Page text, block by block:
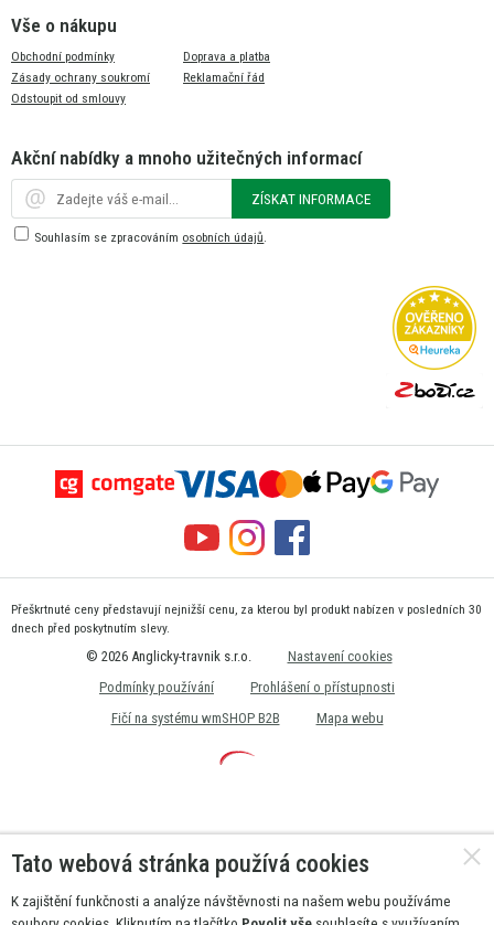
Vše o nákupu
Obchodní podmínky
Zásady ochrany soukromí
Odstoupit od smlouvy
Doprava a platba
Reklamační řád
Akční nabídky a mnoho užitečných informací
ZÍSKAT INFORMACE
Souhlasím se zpracováním osobních údajů
Přeškrtnuté ceny představují nejnižší cenu, za kterou byl produkt nabízen v posledních 30
dnech před poskytnutím slevy.
© 2026 Anglicky-travnik s.r.o.
Nastavení cookies
Podmínky používání
Prohlášení o přístupnosti
Fičí na systému wmSHOP B2B
Mapa webu
Tato webová stránka používá cookies
K zajištění funkčnosti a analýze návštěvnosti na našem webu používáme